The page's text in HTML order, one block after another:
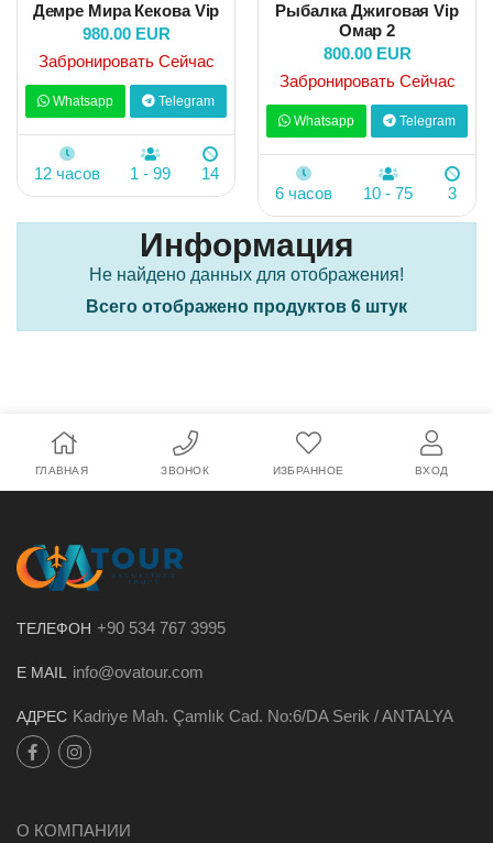
Демре Мира Кекова Vip
980.00 EUR
Забронировать Сейчас
Whatsapp Telegram
12 часов 1 - 99 14
Рыбалка Джиговая Vip
Омар 2
800.00 EUR
Забронировать Сейчас
Whatsapp Telegram
6 часов 10 - 75 3
Информация
Не найдено данных для отображения!
Всего отображено продуктов 6 штук
ГЛАВНАЯ ЗВОНОК ИЗБРАННОЕ ВХОД
ТЕЛЕФОН +90 534 767 3995
E MAIL info@ovatour.com
АДРЕС Kadriye Mah. Çamlık Cad. No:6/DA Serik / ANTALYA
О КОМПАНИИ